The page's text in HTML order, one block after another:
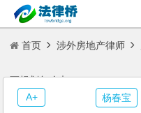
首页 涉外房地产律师
区规划怎么办？(2002)
杨春宝
A+